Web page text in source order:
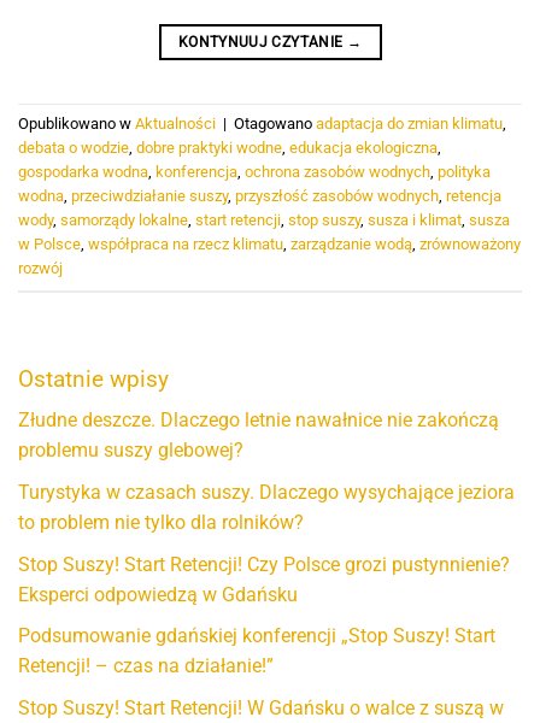
KONTYNUUJ CZYTANIE →
Opublikowano w Aktualności | Otagowano adaptacja do zmian klimatu,
debata o wodzie, dobre praktyki wodne, edukacja ekologiczna,
gospodarka wodna, konferencja, ochrona zasobów wodnych, polityka
wodna, przeciwdziałanie suszy, przyszłość zasobów wodnych, retencja
wody, samorządy lokalne, start retencji, stop suszy, susza i klimat, susza
w Polsce, współpraca na rzecz klimatu, zarządzanie wodą, zrównoważony
rozwój
Ostatnie wpisy
Złudne deszcze. Dlaczego letnie nawałnice nie zakończą
problemu suszy glebowej?
Turystyka w czasach suszy. Dlaczego wysychające jeziora
to problem nie tylko dla rolników?
Stop Suszy! Start Retencji! Czy Polsce grozi pustynnienie?
Eksperci odpowiedzą w Gdańsku
Podsumowanie gdańskiej konferencji „Stop Suszy! Start
Retencji! – czas na działanie!”
Stop Suszy! Start Retencji! W Gdańsku o walce z suszą w